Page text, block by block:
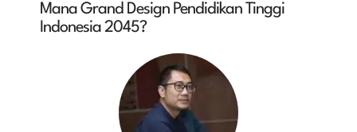
Mana Grand Design Pendidikan Tinggi
Indonesia 2045?